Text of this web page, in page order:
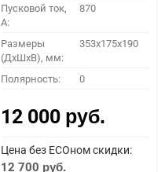
Пусковой ток,
A:
870
Размеры
(ДхШхВ), мм:
353x175x190
Полярность: 0
12 000 руб.
Цена без ECOном скидки:
12 700 руб.